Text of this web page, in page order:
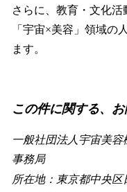
さらに、教育・文化
「宇宙×美容」領域の
ます。
この件に関する、
一般社団法人宇宙美容
事務局
所在地：東京都中央